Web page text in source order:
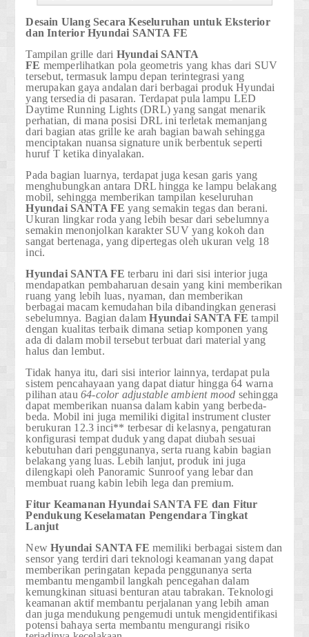
Desain Ulang Secara Keseluruhan untuk Eksterior
dan InteriorHyundai SANTA FE
Tampilan grille dari Hyundai SANTA
FE memperlihatkan pola geometris yang khas dari SUV
tersebut, termasuk lampu depan terintegrasi yang
merupakan gaya andalan dari berbagai produk Hyundai
yang tersedia di pasaran. Terdapat pula lampu LED
Daytime Running Lights (DRL) yang sangat menarik
perhatian, di mana posisi DRL ini terletak memanjang
dari bagian atas grille ke arah bagian bawah sehingga
menciptakan nuansa signature unikberbentuk seperti
huruf Tketika dinyalakan.
Pada bagian luarnya, terdapat juga kesan garis yang
menghubungkan antara DRL hingga ke lampu belakang
mobil, sehingga memberikan tampilan keseluruhan
Hyundai SANTA FE yang semakin tegas dan berani.
Ukuran lingkar roda yang lebih besar dari sebelumnya
semakin menonjolkan karakter SUV yang kokoh dan
sangat bertenaga, yang dipertegas oleh ukuran velg 18
inci.
Hyundai SANTA FE terbaru ini dari sisi interior juga
mendapatkan pembaharuan desain yang kini memberikan
ruang yang lebih luas, nyaman, dan memberikan
berbagai macam kemudahan bila dibandingkan generasi
sebelumnya. Bagian dalamHyundai SANTA FE tampil
dengan kualitas terbaik dimana setiap komponen yang
ada di dalam mobil tersebut terbuat dari material yang
halus dan lembut.
Tidak hanya itu, dari sisi interior lainnya, terdapat pula
sistem pencahayaan yang dapat diatur hingga 64 warna
pilihan atau64-color adjustable ambient mood sehingga
dapat memberikan nuansa dalam kabin yang berbeda-
beda. Mobil ini juga memilikidigital instrument cluster
berukuran 12.3 inci** terbesar di kelasnya, pengaturan
konfigurasi tempat duduk yang dapat diubah sesuai
kebutuhan dari penggunanya, serta ruang kabin bagian
belakang yang luas. Lebih lanjut, produk ini juga
dilengkapi oleh Panoramic Sunroof yang lebar dan
membuat ruang kabin lebih lega dan premium.
Fitur KeamananHyundai SANTA FE dan Fitur
Pendukung Keselamatan Pengendara Tingkat
Lanjut
NewHyundai SANTA FE memiliki berbagai sistem dan
sensor yang terdiri dari teknologi keamanan yang dapat
memberikan peringatan kepada penggunanya serta
membantu mengambil langkah pencegahan dalam
kemungkinan situasi benturan atau tabrakan. Teknologi
keamanan aktif membantu perjalanan yang lebih aman
dan juga mendukung pengemudi untuk mengidentifikasi
potensi bahaya serta membantu mengurangi risiko